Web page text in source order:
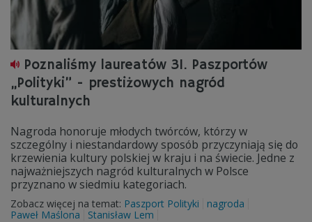
Poznaliśmy laureatów 31. Paszportów
„Polityki” - prestiżowych nagród
kulturalnych
Nagroda honoruje młodych twórców, którzy w
szczególny i niestandardowy sposób przyczyniają się do
krzewienia kultury polskiej w kraju i na świecie. Jedne z
najważniejszych nagród kulturalnych w Polsce
przyznano w siedmiu kategoriach.
Zobacz więcej na temat: Paszport Polityki
nagroda
Paweł Maślona
Stanisław Lem